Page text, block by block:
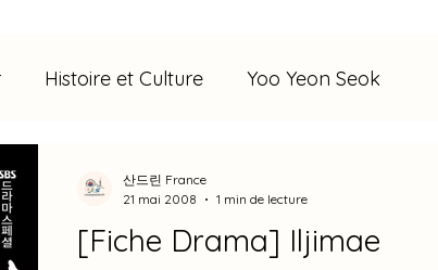
Histoire et Culture Yoo Yeon Seok
Youp
Ji Sung Seo In Guk Ji Chang Wook
[Fiche Drama] Iljimae
산드린 France
21 mai 2008
1 min de lecture